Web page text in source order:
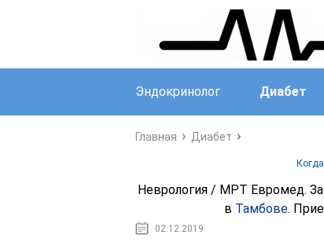
Эндокринолог Диабет
Главная Диабет
Неврология / МРТ Евромед.
в Тамбове.
02.12.2019